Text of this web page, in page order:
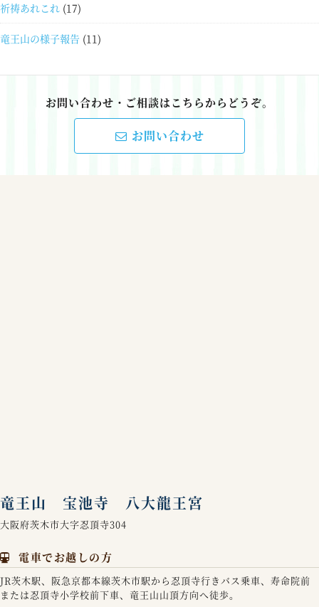
祈祷あれこれ (17)
竜王山の様子報告 (11)
お問い合わせ・ご相談はこちらからどうぞ。
お問い合わせ
竜王山 宝池寺 八大龍王宮
大阪府茨木市大字忍頂寺304
電車でお越しの方
JR茨木駅、阪急京都本線茨木市駅から忍頂寺行きバス乗車、寿命院前
または忍頂寺小学校前下車、竜王山山頂方向へ徒歩。